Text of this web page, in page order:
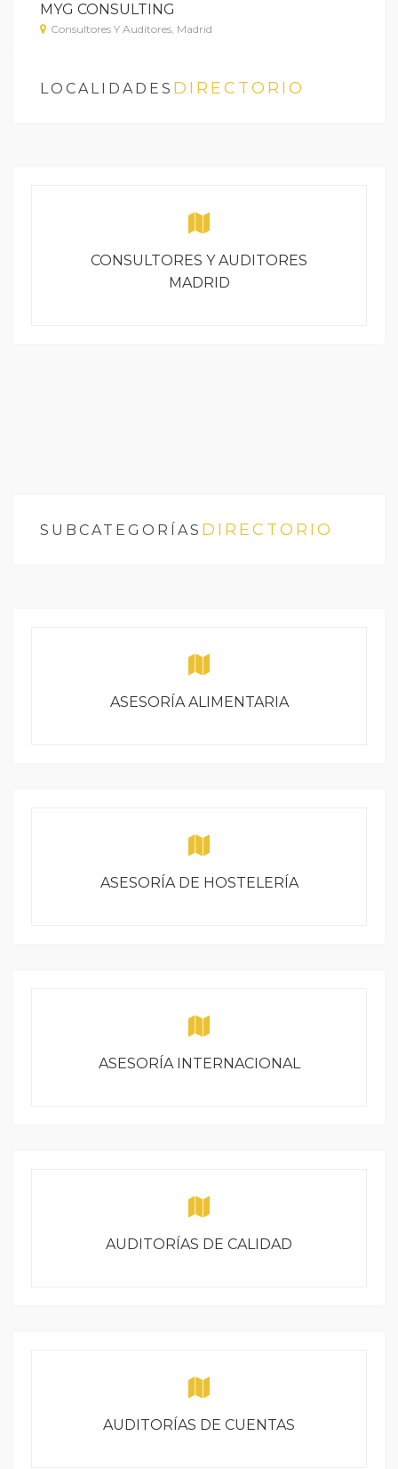
MYG CONSULTING
Consultores Y Auditores, Madrid
LOCALIDADES DIRECTORIO
CONSULTORES Y AUDITORES
MADRID
SUBCATEGORÍAS DIRECTORIO
ASESORÍA ALIMENTARIA
ASESORÍA DE HOSTELERÍA
ASESORÍA INTERNACIONAL
AUDITORÍAS DE CALIDAD
AUDITORÍAS DE CUENTAS